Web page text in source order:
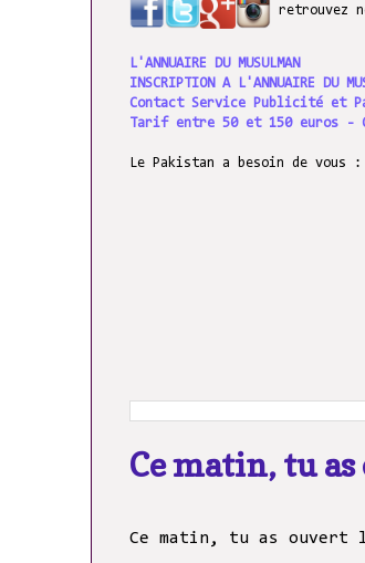
retrouvez
L'ANNUAIRE DU MUSULMAN
INSCRIPTION A L'ANNUAIRE DU
Contact Service Publicité et
Tarif entre 50 et 150 euros -
Le Pakistan a besoin de vous :
Ce matin, tu
Ce matin, tu as ouvert